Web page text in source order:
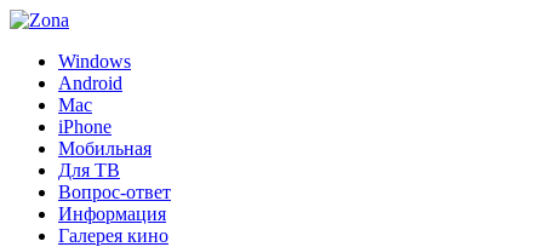
Windows
Android
Mac
iPhone
Мобильная
Для ТВ
Вопрос-ответ
Информация
Галерея кино